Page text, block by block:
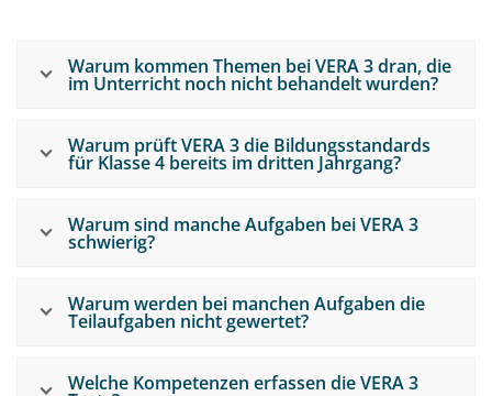
Warum kommen Themen bei VERA 3 dran, die
im Unterricht noch nicht behandelt wurden?
Warum prüft VERA 3 die Bildungsstandards
für Klasse 4 bereits im dritten Jahrgang?
Warum sind manche Aufgaben bei VERA 3
schwierig?
Warum werden bei manchen Aufgaben die
Teilaufgaben nicht gewertet?
Welche Kompetenzen erfassen die VERA 3